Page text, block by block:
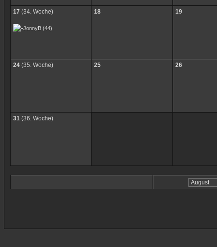
17 (34. Woche)
JonnyB (44)
18 19
24 (35. Woche) 25 26
31 (36. Woche)